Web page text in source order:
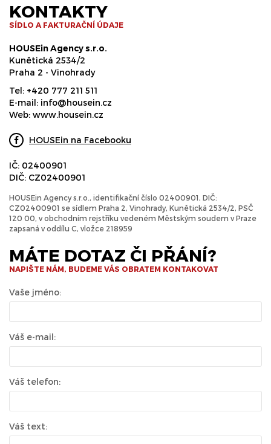
KONTAKTY
SÍDLO A FAKTURAČNÍ ÚDAJE
HOUSEin Agency s.r.o.
Kunětická 2534/2
Praha 2 - Vinohrady
Tel: +420 777 211 511
E-mail: info@housein.cz
Web: www.housein.cz
HOUSEin na Facebooku
IČ: 02400901
DIČ: CZ02400901
HOUSEin Agency s.r.o., identifikační číslo 02400901, DIČ:
CZ02400901 se sídlem Praha 2, Vinohrady, Kunětická 2534/2, PSČ
120 00, v obchodním rejstříku vedeném Městským soudem v Praze
zapsaná v oddílu C, vložce 218959
MÁTE DOTAZ ČI PŘÁNÍ?
NAPIŠTE NÁM, BUDEME VÁS OBRATEM KONTAKOVAT
Vaše jméno:
Váš e-mail:
Váš telefon:
Váš text: